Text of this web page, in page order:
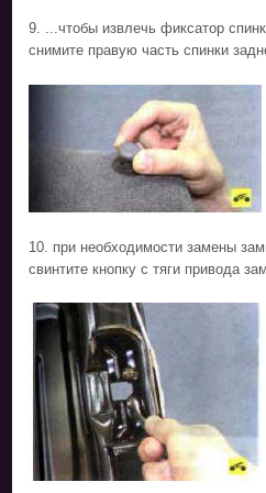
9. ...чтобы извлечь фиксатор
снимите правую часть спинки
10. при необходимости замены
свинтите кнопку с тяги привода